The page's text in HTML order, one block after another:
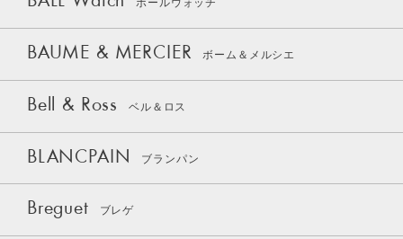
ボールウォッチ
BAUME & MERCIER ボーム＆メルシエ
Bell & Ross ベル＆ロス
BLANCPAIN ブランパン
Breguet ブレゲ